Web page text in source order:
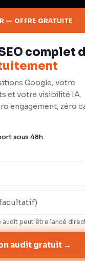
— OFFRE GRATUITE
complet
Google, votre
et votre visibilité IA.
engagement, zéro
sous 48h
audit peut être lancé
audit gratuit →
des liens
pages web n'ont
l'un des trois
met en moyenne
commencez, plus
un profil de liens